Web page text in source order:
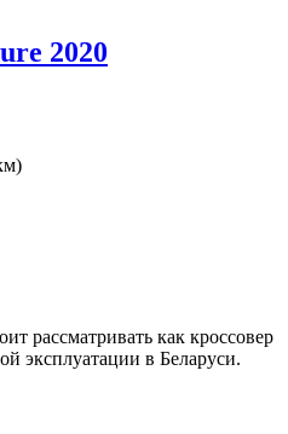
2020
рассматривать как кроссовер
эксплуатации в Беларуси.